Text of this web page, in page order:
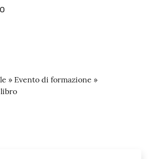
» Evento di formazione »